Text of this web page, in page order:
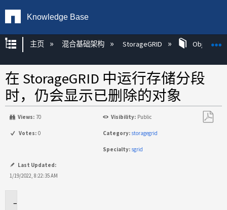
Knowledge Base
扩展/隐缩全局层次
主页 混合基础架构 StorageGRID Object
在 StorageGRID 中运行存储分段
时，仍会显示已删除的对象
Views: 70 Visibility: Public
Votes: 0 Category: storagegrid
Specialty: sgrid
Last Updated:
1/19/2022, 8:22:35 AM